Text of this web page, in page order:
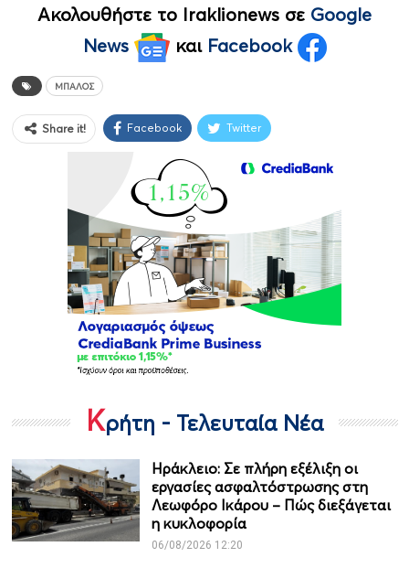
Ακολουθήστε το Iraklionews σε Google
News
και Facebook
ΜΠΆΛΟΣ
Share it! Facebook Twitter
Κρήτη - Τελευταία Νέα
Ηράκλειο: Σε πλήρη εξέλιξη οι
εργασίες ασφαλτόστρωσης στη
Λεωφόρο Ικάρου – Πώς διεξάγεται
η κυκλοφορία
06/08/2026 12:20